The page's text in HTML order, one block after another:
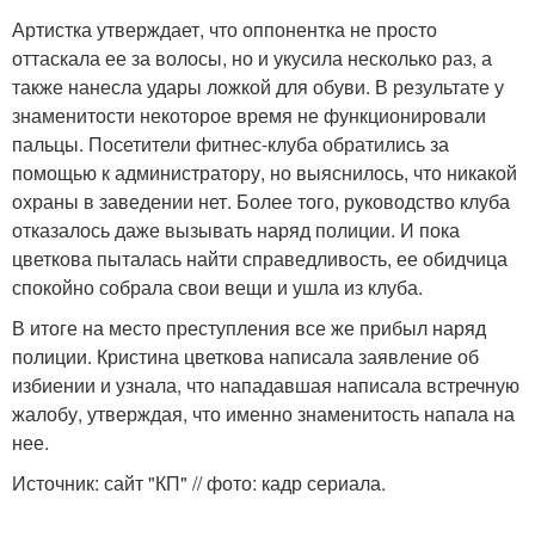
Артистка утверждает, что оппонентка не просто
оттаскала ее за волосы, но и укусила несколько раз, а
также нанесла удары ложкой для обуви. В результате у
знаменитости некоторое время не функционировали
пальцы. Посетители фитнес-клуба обратились за
помощью к администратору, но выяснилось, что никакой
охраны в заведении нет. Более того, руководство клуба
отказалось даже вызывать наряд полиции. И пока
цветкова пыталась найти справедливость, ее обидчица
спокойно собрала свои вещи и ушла из клуба.
В итоге на место преступления все же прибыл наряд
полиции. Кристина цветкова написала заявление об
избиении и узнала, что нападавшая написала встречную
жалобу, утверждая, что именно знаменитость напала на
нее.
Источник: сайт "КП" // фото: кадр сериала.